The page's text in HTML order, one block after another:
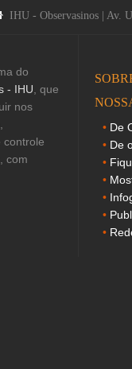
IHU - Observasinos | Av.
do
- IHU, que
nos
controle
com
De
De